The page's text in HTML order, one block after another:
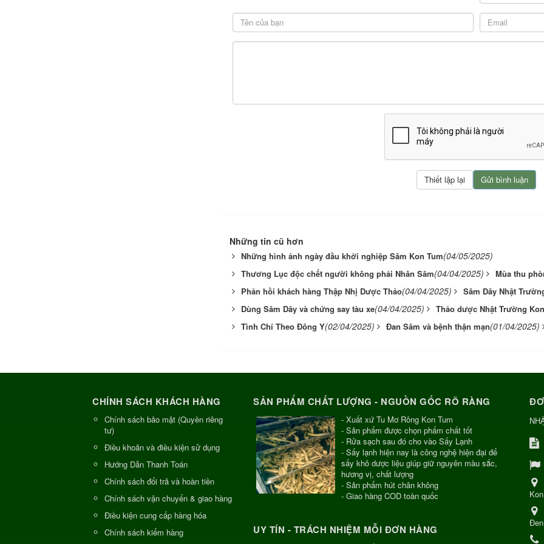
Những tin cũ hơn
Những hình ảnh ngày đầu khởi nghiệp Sâm Kon Tum(04/05/2025)
Thương Lục độc chết người không phải Nhân Sâm(04/04/2025)
Mùa thu
Phản hồi khách hàng Thập Nhị Dược Thảo(04/04/2025)
Sâm Dây Nhật
Dùng Sâm Dây và chứng say tàu xe(04/04/2025)
Thảo dược Nhật Trường
Tình Chí Theo Đông Y(02/04/2025) Đan Sâm và bệnh thận mạn(01/04/2025)
CHÍNH SÁCH KHÁCH HÀNG
Chính sách bảo mật (Quyền riêng
tư)
Điều khoản và điều kiện sử dụng
Hướng Dẫn Thanh Toán
Chính sách đổi trả và hoàn tiền
Chính sách vận chuyển & giao hàng
Điều kiện cung cấp hàng hóa
Chính sách kiểm hàng
SẢN PHẨM CHẤT LƯỢNG - NGUỒN GỐC RÕ RÀNG
- Xuất xứ Tu Mơ Rông Kon Tum
- Sản phẩm được chọn phẩm chất tốt
- Rửa sạch sau đó cho vào Sấy Lạnh
- Sấy lạnh hiện nay là công nghệ hiện đại để
sấy khô dược liệu giúp giữ nguyên màu sắc,
hương vị, chất lượng
- Sản phẩm hút chân không
- Giao hàng COD toàn quốc
UY TÍN - TRÁCH NHIỆM MỖI ĐƠN HÀNG